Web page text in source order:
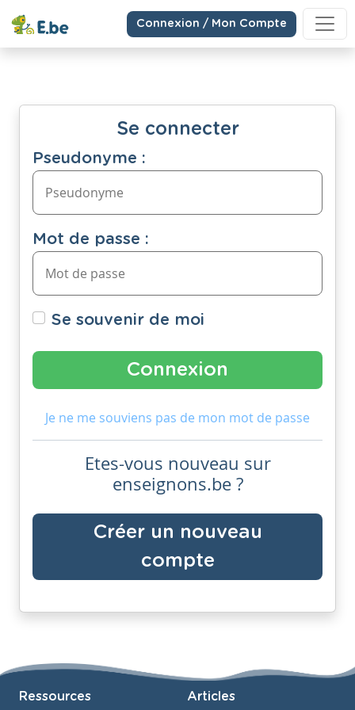
Connexion / Mon Compte
Se connecter
Pseudonyme :
Mot de passe :
Se souvenir de moi
Je ne me souviens pas de mon mot de passe
Etes-vous nouveau sur
enseignons.be ?
Créer un nouveau
compte
Ressources Articles